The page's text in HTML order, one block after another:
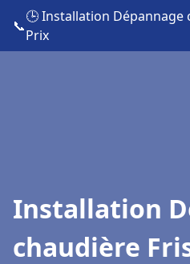
📞
🕒 Installation Dépannage
Prix
Installation
chaudière